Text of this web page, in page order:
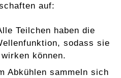
auf:
Teilchen haben die
sodass sie
können.
Abkühlen sammeln sich